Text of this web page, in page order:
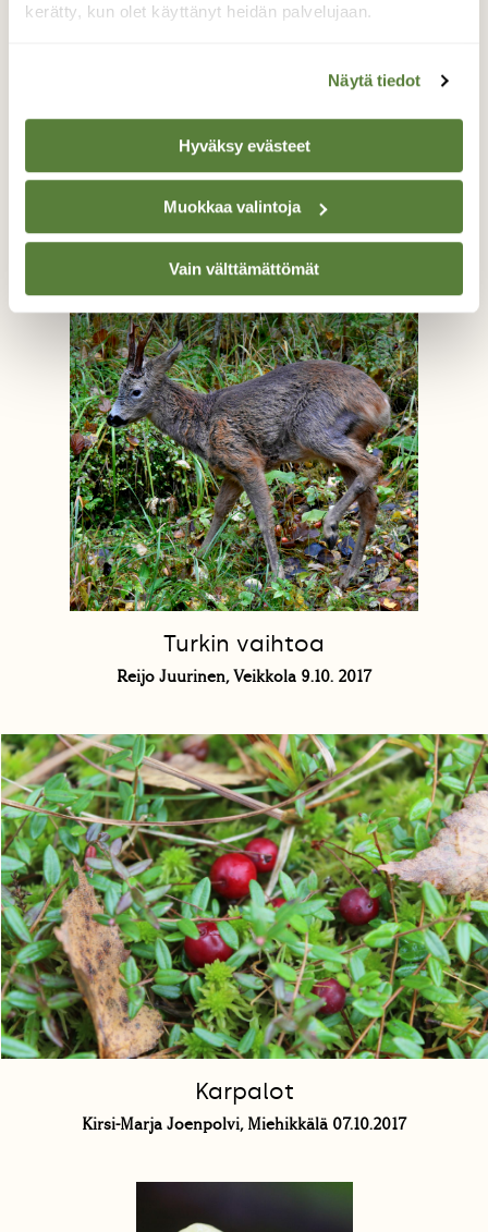
kerätty, kun olet käyttänyt heidän palvelujaan.
Näytä tiedot
Hyväksy evästeet
Muokkaa valintoja
Vain välttämättömät
Pihlajanmarjojen vahti - Musti
Turkin vaihtoa
Reijo Juurinen, Veikkola 9.10. 2017
Karpalot
Kirsi-Marja Joenpolvi, Miehikkälä 07.10.2017